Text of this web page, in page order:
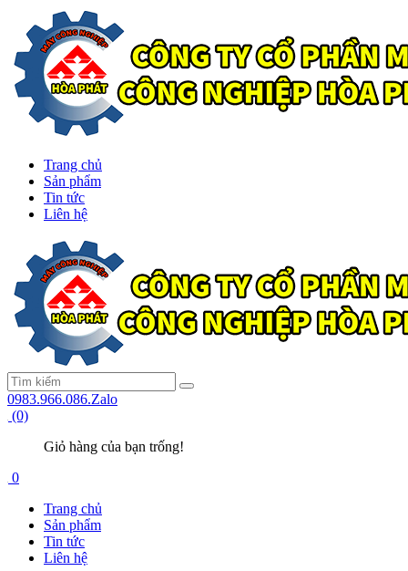
Trang chủ
Sản phẩm
Tin tức
Liên hệ
0983.966.086.Zalo
(0)
Giỏ hàng của bạn trống!
0
Trang chủ
Sản phẩm
Tin tức
Liên hệ